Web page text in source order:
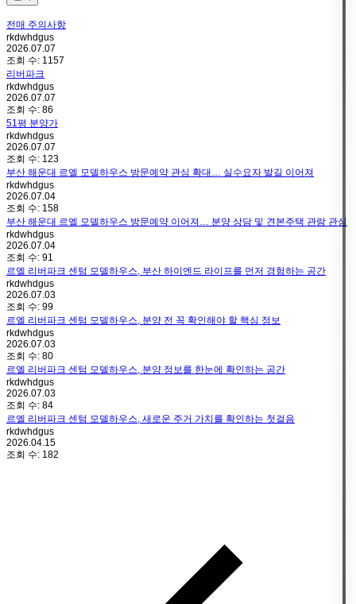
전매 주의사항
rkdwhdgus
2026.07.07
조회 수: 1157
리버파크
rkdwhdgus
2026.07.07
조회 수: 86
51평 분양가
rkdwhdgus
2026.07.07
조회 수: 123
부산 해운대 르엘 모델하우스 방문예약 관심 확대… 실수요자 발길 이어져
rkdwhdgus
2026.07.04
조회 수: 158
부산 해운대 르엘 모델하우스 방문예약 이어져… 분양 상담 및 견본주택 관람 관심
rkdwhdgus
2026.07.04
조회 수: 91
르엘 리버파크 센텀 모델하우스, 부산 하이엔드 라이프를 먼저 경험하는 공간
rkdwhdgus
2026.07.03
조회 수: 99
르엘 리버파크 센텀 모델하우스, 분양 전 꼭 확인해야 할 핵심 정보
rkdwhdgus
2026.07.03
조회 수: 80
르엘 리버파크 센텀 모델하우스, 분양 정보를 한눈에 확인하는 공간
rkdwhdgus
2026.07.03
조회 수: 84
르엘 리버파크 센텀 모델하우스, 새로운 주거 가치를 확인하는 첫걸음
rkdwhdgus
2026.04.15
조회 수: 182